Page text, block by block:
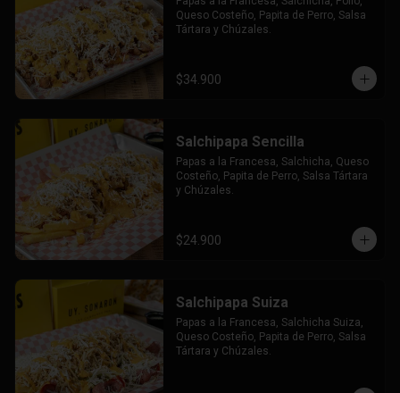
Queso Costeño, Papita de Perro, Salsa
Tártara y Chúzales.
$34.900
Salchipapa Sencilla
Papas a la Francesa, Salchicha, Queso
Costeño, Papita de Perro, Salsa Tártara
y Chúzales.
$24.900
Salchipapa Suiza
Papas a la Francesa, Salchicha Suiza,
Queso Costeño, Papita de Perro, Salsa
Tártara y Chúzales.